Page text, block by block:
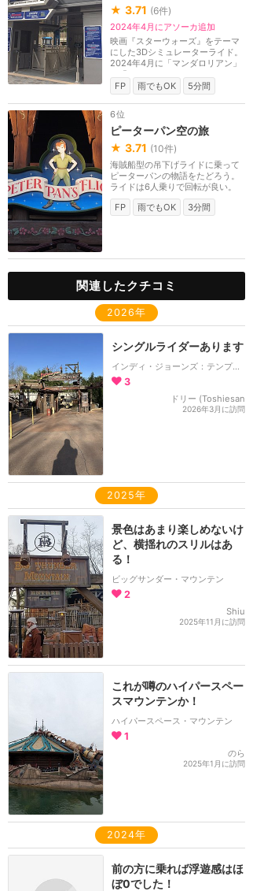
★ 3.71 (6件)
2024年4月にアソーカ追加
映画『スターウォーズ』をテーマ
にした3Dシミュレーターライド。
2024年4月に「マンダロリアン」
と「アソーカ」のシ...
FP
雨でもOK 5分間
6位
ピーターパン空の旅
★ 3.71 (10件)
海賊船型の吊下げライドに乗って
ピーターパンの物語をたどろう。
ライドは6人乗りで回転が良い。
FP
雨でもOK 3分間
関連したクチコミ
2026年
シングルライダーあります
インディ・ジョーンズ：テンプル・オブ・ペリル
3
ドリー (Toshiesan
2026年3月に訪問
2025年
景色はあまり楽しめないけ
ど、横揺れのスリルはあ
る！
ビッグサンダー・マウンテン
2
Shiu
2025年11月に訪問
これが噂のハイパースペー
スマウンテンか！
ハイパースペース・マウンテン
1
のら
2025年1月に訪問
2024年
前の方に乗れば浮遊感はほ
ぼ0でした！